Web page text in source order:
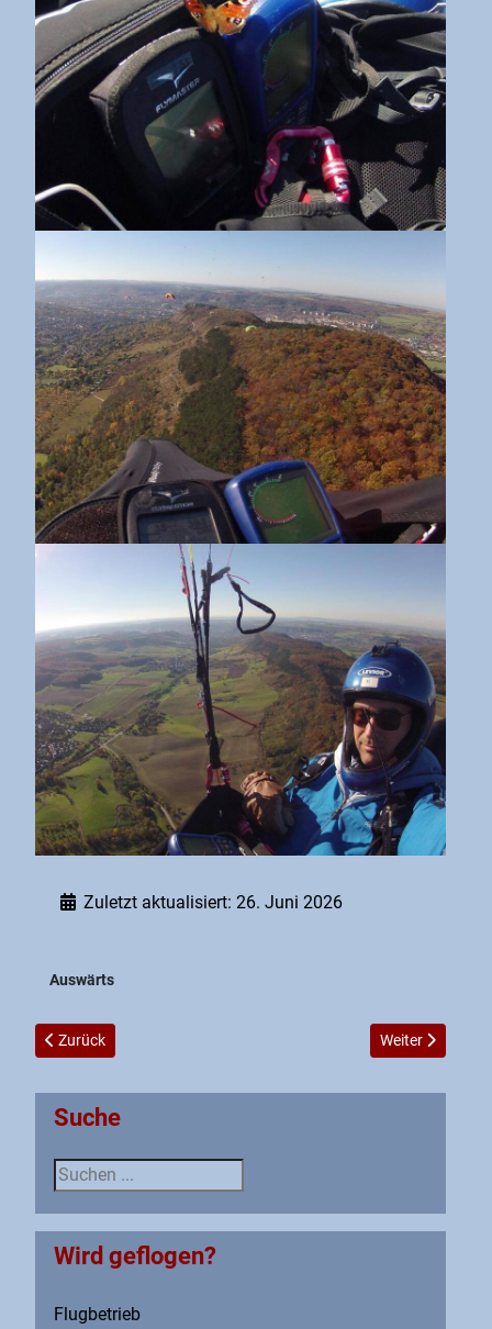
Zuletzt aktualisiert: 26. Juni 2026
Auswärts
Vorheriger Beitrag: Sasionvorbereitung 2018
Zurück Nächster
Weiter
Suche
Suche
Wird geflogen?
Flugbetrieb